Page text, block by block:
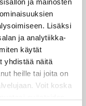
ja mainosten
Lisäksi
ja analytiikka-
käytät
yhdistää näitä
heille tai joita on
Voit koska
on nimetty
– ensimmäinen